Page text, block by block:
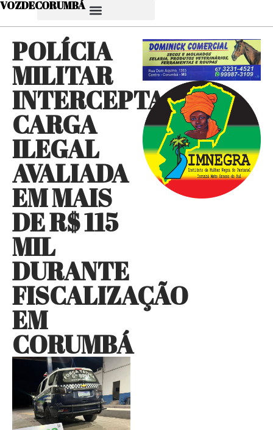
VOZDECORUMBÁ
POLÍCIA
MILITAR
INTERCEPTA
CARGA
ILEGAL
AVALIADA
EM MAIS
DE R$ 115
MIL
DURANTE
FISCALIZAÇÃO
EM
CORUMBÁ